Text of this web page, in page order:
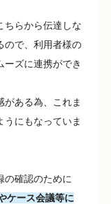
ちらから伝達しな
ので、利用者様の
ズに連携ができ
がある為、これま
うにもなっていま
の確認のために
ケース会議等に